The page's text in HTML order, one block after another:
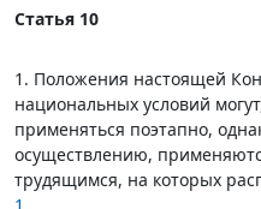
Статья 10
1. Положения настоящей
национальных условий
применяться поэтапно,
осуществлению,
трудящимся, на которых